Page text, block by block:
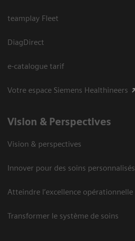
teamplay Fleet
DiagDirect
e-catalogue tarif
Votre espace Siemens Healthineers
Vision ​& Perspectives
Vision & perspectives
Innover pour des soins personnalisés
Atteindre l’excellence opérationnelle
Transformer le système de soins